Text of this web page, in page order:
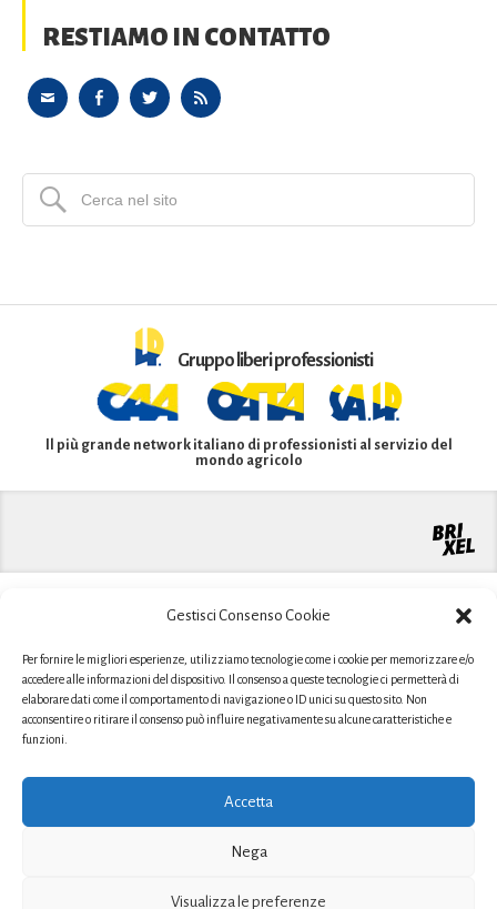
Gestisci Consenso Cookie
Per fornire le migliori esperienze, utilizziamo tecnologie come i cookie per memorizzare e/o
accedere alle informazioni del dispositivo. Il consenso a queste tecnologie ci permetterà di
elaborare dati come il comportamento di navigazione o ID unici su questo sito. Non
acconsentire o ritirare il consenso può influire negativamente su alcune caratteristiche e
funzioni.
Accetta
Nega
Visualizza le preferenze
RESTIAMO IN CONTATTO
Gruppo liberi professionisti
Il più grande network italiano di professionisti al servizio del
mondo agricolo
Sito realizzato grazie al contributo PSR 2014-2020 Regione